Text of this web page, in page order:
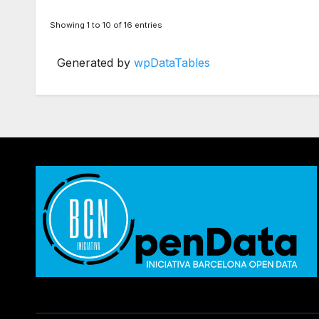
Showing 1 to 10 of 16 entries
Generated by wpDataTables